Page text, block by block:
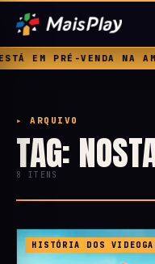
NA AMAZON
▸ ARQUIVO
TAG:
8 ITENS
HISTÓRIA DOS